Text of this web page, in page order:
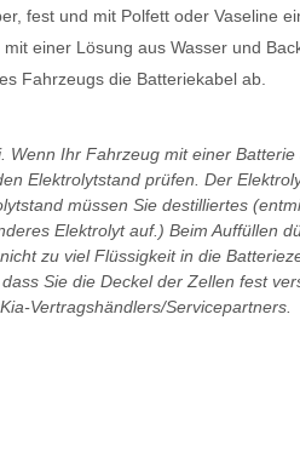
fest und mit Polfett oder Vaseline
einer Lösung aus Wasser und
Fahrzeugs die Batteriekabel ab.
Ihr Fahrzeug mit einer
Elektrolytstand prüfen. Der
müssen Sie destilliertes
Elektrolyt auf.) Beim Auffüllen
zu viel Flüssigkeit in die
Sie die Deckel der Zellen fest
Vertragshändlers/Servicepartners.